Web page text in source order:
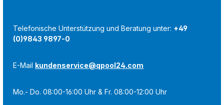
Telefonische Unterstützung und Beratung unter: +49
(0)9843 9897-0
E-Mail kundenservice@qpool24.com
Mo.- Do. 08:00-16:00 Uhr & Fr. 08:00-12:00 Uhr